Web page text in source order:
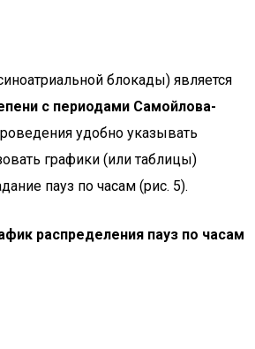
блокады) является
с периодами Самойлова-
удобно указывать
графики (или таблицы)
пауз по часам (рис. 5).
распределения пауз по часам